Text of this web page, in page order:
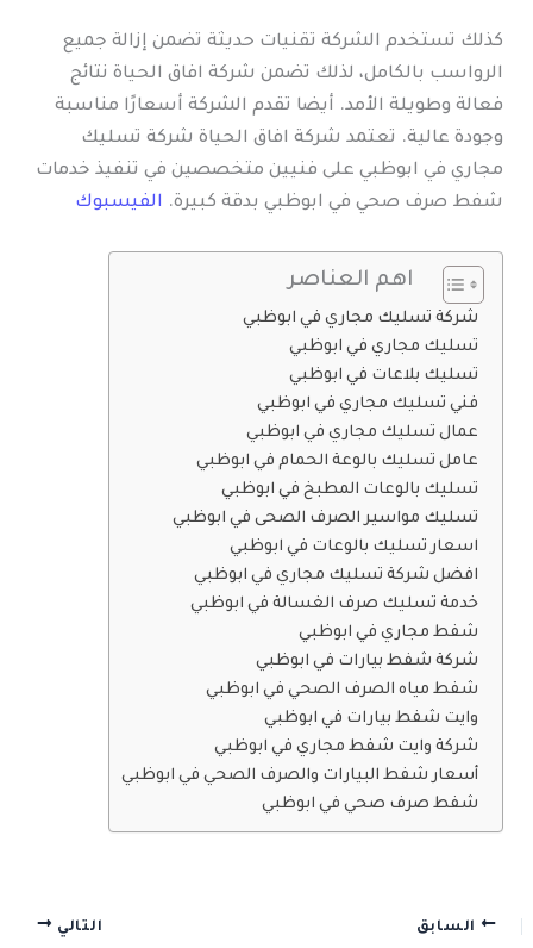
كذلك تستخدم الشركة تقنيات حديثة تضمن إزالة جميع
الرواسب بالكامل، لذلك تضمن شركة افاق الحياة نتائج
فعالة وطويلة الأمد. أيضا تقدم الشركة أسعارًا مناسبة
وجودة عالية. تعتمد شركة افاق الحياة شركة تسليك
مجاري في ابوظبي على فنيين متخصصين في تنفيذ خدمات
شفط صرف صحي في ابوظبي بدقة كبيرة. الفيسبوك
اهم العناصر
شركة تسليك مجاري في ابوظبي
تسليك مجاري في ابوظبي
تسليك بلاعات في ابوظبي
فني تسليك مجاري في ابوظبي
عمال تسليك مجاري في ابوظبي
عامل تسليك بالوعة الحمام في ابوظبي
تسليك بالوعات المطبخ في ابوظبي
تسليك مواسير الصرف الصحى في ابوظبي
اسعار تسليك بالوعات في ابوظبي
افضل شركة تسليك مجاري في ابوظبي
خدمة تسليك صرف الغسالة في ابوظبي
شفط مجاري في ابوظبي
شركة شفط بيارات في ابوظبي
شفط مياه الصرف الصحي في ابوظبي
وايت شفط بيارات في ابوظبي
شركة وايت شفط مجاري في ابوظبي
أسعار شفط البيارات والصرف الصحي في ابوظبي
شفط صرف صحي في ابوظبي
السابق التالي